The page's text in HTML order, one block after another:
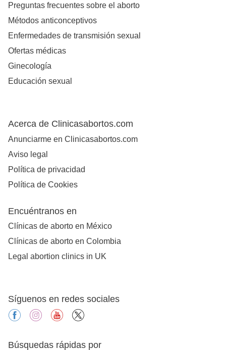
Preguntas frecuentes sobre el aborto
Métodos anticonceptivos
Enfermedades de transmisión sexual
Ofertas médicas
Ginecología
Educación sexual
Acerca de Clinicasabortos.com
Anunciarme en Clinicasabortos.com
Aviso legal
Política de privacidad
Política de Cookies
Encuéntranos en
Clínicas de aborto en México
Clínicas de aborto en Colombia
Legal abortion clinics in UK
Síguenos en redes sociales
facebookinstagramyoutube
Búsquedas rápidas por